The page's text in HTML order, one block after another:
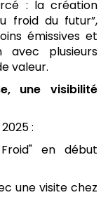
: la création
froid du futur”,
émissives et
avec plusieurs
valeur.
une visibilité
:
en début
une visite chez